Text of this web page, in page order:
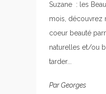
Suzane : les
mois, découvrez
coeur beauté
naturelles et/ou
tarder...
ParGeorges